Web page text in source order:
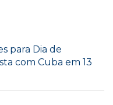
para Dia de
com Cuba em 13